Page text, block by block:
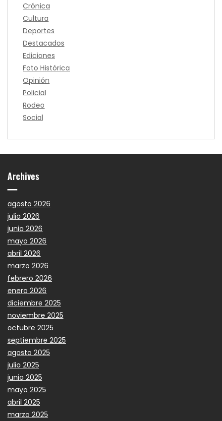
Crónica
Cultura
Deportes
Destacados
Ediciones
Foto Histórica
Opinión
Policial
Rodeo
Social
Archives
agosto 2026
julio 2026
junio 2026
mayo 2026
abril 2026
marzo 2026
febrero 2026
enero 2026
diciembre 2025
noviembre 2025
octubre 2025
septiembre 2025
agosto 2025
julio 2025
junio 2025
mayo 2025
abril 2025
marzo 2025